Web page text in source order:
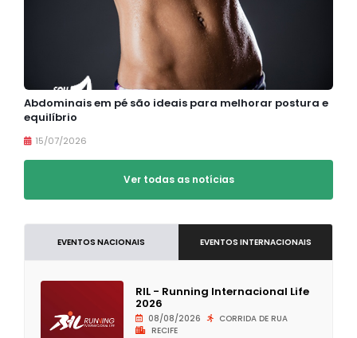
Abdominais em pé são ideais para melhorar postura e
equilíbrio
15/07/2026
Ver todas as notícias
EVENTOS NACIONAIS EVENTOS INTERNACIONAIS
RIL - Running Internacional Life
2026
08/08/2026
CORRIDA DE RUA
RECIFE